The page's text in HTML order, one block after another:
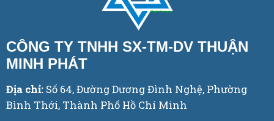
CÔNG TY TNHH SX-TM-DV THUẬN
MINH PHÁT
Địa chỉ: Số 64, Đường Dương Đình Nghệ, Phường
Bình Thới, Thành Phố Hồ Chí Minh